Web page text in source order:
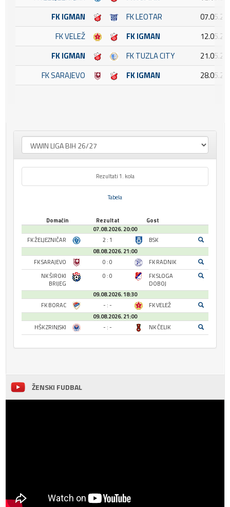
FK IGMAN
FK LEOTAR
FK VELEŽ
FK IGMAN
FK IGMAN
FK TUZLA CITY
FK SARAJEVO
FK IGMAN
Rezultati 1. kola
Tabela
Domaćin Rezultat
Gost
07.08.2026. 20:00
FK ŽELJEZNIČAR
2 : 1
BSK
08.08.2026. 21:00
FK SARAJEVO
0 : 0
FK RADNIK
NK ŠIROKI
BRIJEG
0 : 0
FK SLOGA
DOBOJ
09.08.2026. 18:30
FK BORAC
- : -
FK VELEŽ
09.08.2026. 21:00
HŠK ZRINJSKI
- : - NK ČELIK
ŽENSKI FUDBAL